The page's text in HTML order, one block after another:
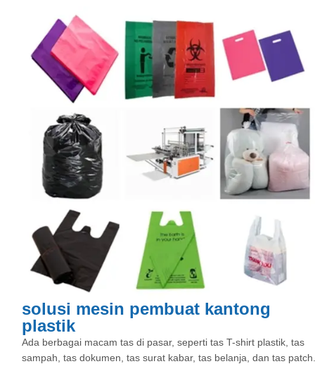
solusi mesin pembuat kantong
plastik
Ada berbagai macam tas di pasar, seperti tas T-shirt plastik, tas
sampah, tas dokumen, tas surat kabar, tas belanja, dan tas patch.